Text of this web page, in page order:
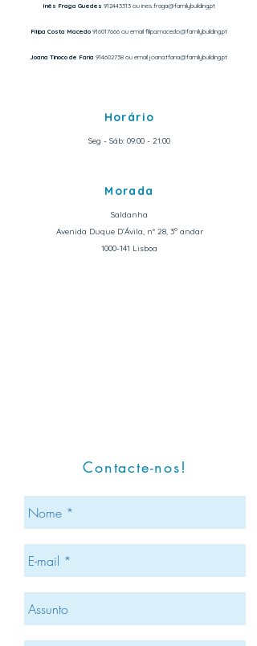
Inês Fraga Guedes 912443313ou ines.fraga@familybuilding.pt
Filipa Costa Macedo 916017666ou email filipa.macedo@familybuilding.pt
Joana Tinoco de Faria 914602738 ou email joana.tfaria@familybuilding.pt
Horário
Seg - Sáb: 09:00 - 21:00
Morada
Saldanha
Avenida Duque D’Ávila, n° 28, 3º andar
1000-141 Lisboa
Contacte-nos!